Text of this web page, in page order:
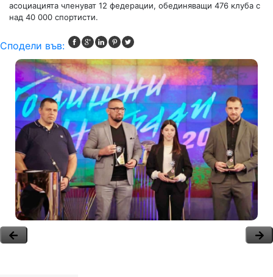
асоциацията членуват 12 федерации, обединяващи 476 клуба с
над 40 000 спортисти.
Сподели във: